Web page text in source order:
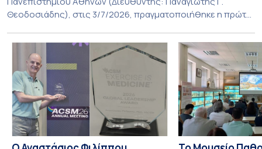
Θεοδοσιάδης), στις 3/7/2026, πραγματοποιήθηκε η πρώτη
PDS) στο πλαίσιο της διεθνούς κλινικής μελέτης Sightspire
σε ασθενή 82 ετών με ηλικιακή εκφύλιση ωχράς υγρού
τύπου. Το ένθεμα αυτό αποτελεί καινοτόμο θεραπεία για
ασθενείς με νεοαγγειακή ηλικιακή εκφύλιση ωχράς, […]